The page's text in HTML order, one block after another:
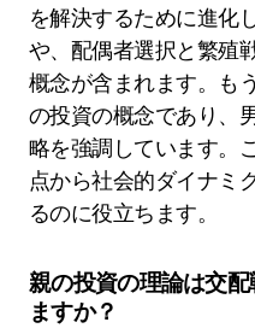
を解決するために進化
や、配偶者選択と繁殖
概念が含まれます。も
の投資の概念であり、
略を強調しています。
点から社会的ダイナミ
るのに役立ちます。
親の投資の理論は交
ますか？